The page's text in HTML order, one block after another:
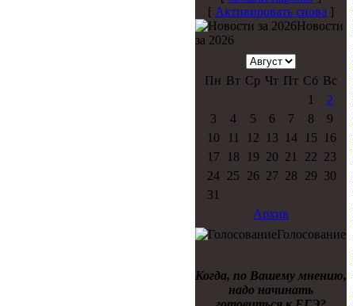
[ Активировать снова ]
Новости
за 2026
Пн Вт Ср Чт Пт Сб Вс
1
2
3
4 5 6 7 8
9
10
11 12 13 14 15
16
17
18 19 20 21 22 23
24
25 26 27 28 29 30
31
Архив
Голосование
Когда, по Вашему мнению,
надо начинать